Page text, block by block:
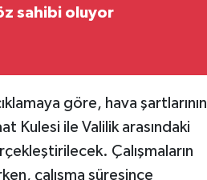
sahibi oluyor
göre, hava şartlarının
Kulesi ile Valilik arasındaki
Çalışmaların
çalışma süresince